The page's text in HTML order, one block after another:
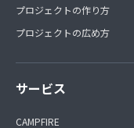
プロジェクトの作り方
プロジェクトの広め方
サービス
CAMPFIRE